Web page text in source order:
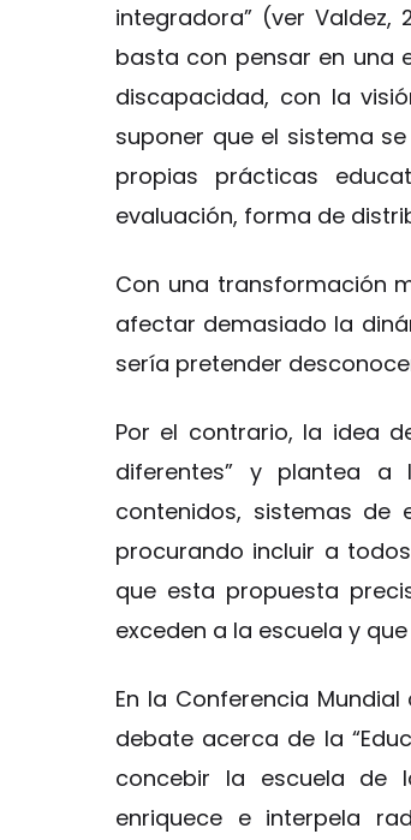
integradora” (ver
basta con pensar en una
discapacidad, con la
suponer que el sistema
propias prácticas
evaluación, forma de
Con una transformación
afectar demasiado la
sería pretender
Por el contrario, la idea
diferentes” y plantea
contenidos, sistemas de
procurando incluir a
que esta propuesta
exceden a la escuela y
En la Conferencia
debate acerca de la
concebir la escuela de
enriquece e interpela